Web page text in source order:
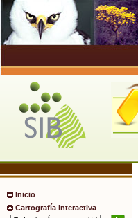
Inicio
Cartografía interactiva